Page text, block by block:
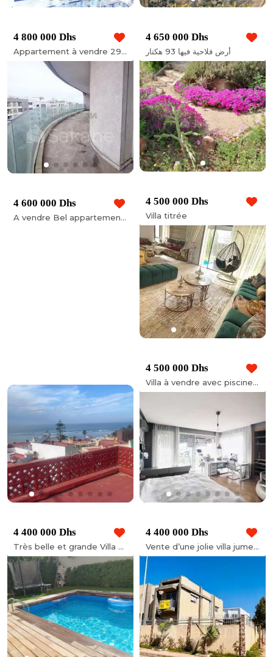
4 800 000 Dhs
Appartement à vendre 293 m² à Racine extension
4 650 000 Dhs
أرض فلاحية فيها 93 هكتار
4 600 000 Dhs
A vendre Bel appartement 3 CH au cœur de Racine
4 500 000 Dhs
Villa titrée
4 500 000 Dhs
Villa à vendre avec piscine à dar bouazza
4 400 000 Dhs
Très belle et grande Villa à vendre sur Harhoura plage superficie de 378 m²
4 400 000 Dhs
Vente d’une jolie villa jumelée